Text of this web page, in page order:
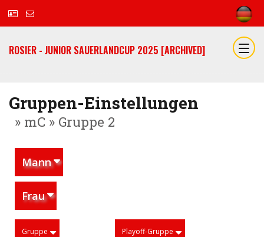
ROSIER - JUNIOR SAUERLANDCUP 2025 [ARCHIVED]
Gruppen-Einstellungen
» mC » Gruppe 2
Mann
Frau
Gruppe Playoff-Gruppe